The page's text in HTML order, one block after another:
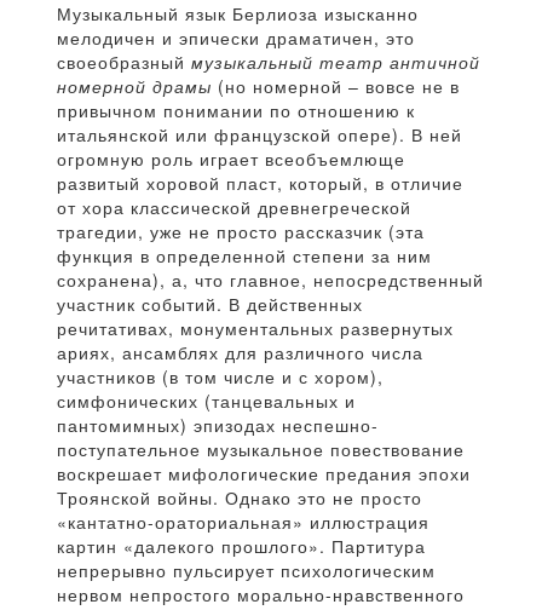
Музыкальный язык Берлиоза изысканно
мелодичен и эпически драматичен, это
своеобразный музыкальный театр античной
номерной драмы (но номерной – вовсе не в
привычном понимании по отношению к
итальянской или французской опере). В ней
огромную роль играет всеобъемлюще
развитый хоровой пласт, который, в отличие
от хора классической древнегреческой
трагедии, уже не просто рассказчик (эта
функция в определенной степени за ним
сохранена), а, что главное, непосредственный
участник событий. В действенных
речитативах, монументальных развернутых
ариях, ансамблях для различного числа
участников (в том числе и с хором),
симфонических (танцевальных и
пантомимных) эпизодах неспешно-
поступательное музыкальное повествование
воскрешает мифологические предания эпохи
Троянской войны. Однако это не просто
«кантатно-ораториальная» иллюстрация
картин «далекого прошлого». Партитура
непрерывно пульсирует психологическим
нервом непростого морально-нравственного